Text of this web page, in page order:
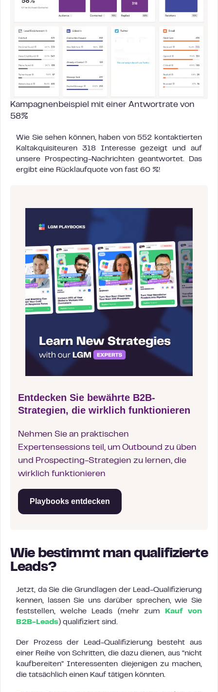
Kampagnenbeispiel mit einer Antwortrate von
58%
Wie Sie sehen können, haben von 552 kontaktierten
Kaltakquisiteuren 318 Interesse gezeigt und auf
unsere Prospecting-Nachrichten geantwortet. Das
ergibt eine Rücklaufquote von fast 60 %!
Entdecken Sie bewährte B2B-
Strategien, die wirklich funktionieren
Nehmen Sie an praktischen
Expertensessions teil, um Outbound zu üben
und Prospecting-Strategien zu lernen, die
wirklich funktionieren
Playbooks entdecken
Wie bestimmt man qualifizierte
Leads?
Jetzt, da Sie die Grundlagen der Lead-Qualifizierung
kennen, lassen Sie uns darüber sprechen, wie Sie
feststellen, welche Leads (mehr zum
Kauf von
B2B-Leads) qualifiziert sind.
Der Prozess der Lead-Qualifizierung besteht aus
einer Reihe von Schritten, die dazu dienen, aus “nicht
kaufbereiten” Interessenten diejenigen zu machen,
die tatsächlich einen Kauf tätigen könnten.